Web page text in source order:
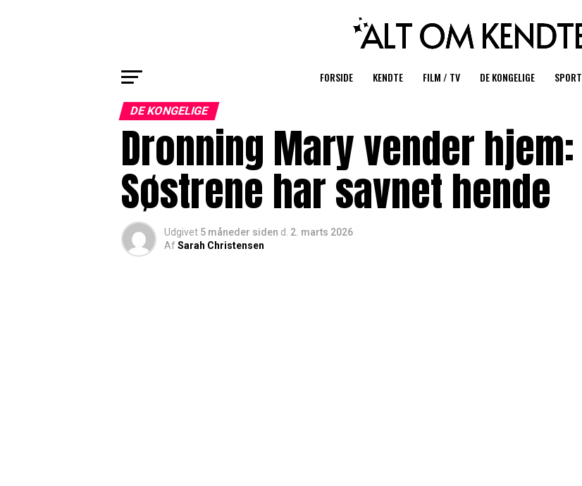
FORSIDE KENDTE FILM / TV DE KONGELIGE SPORT
DE KONGELIGE
Dronning Mary vender hjem:
Søstrene har savnet hende
Udgivet 5 måneder siden d. 2. marts 2026
AfSarah Christensen